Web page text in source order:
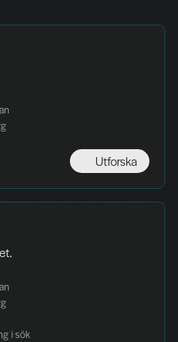
Utforska
i sök